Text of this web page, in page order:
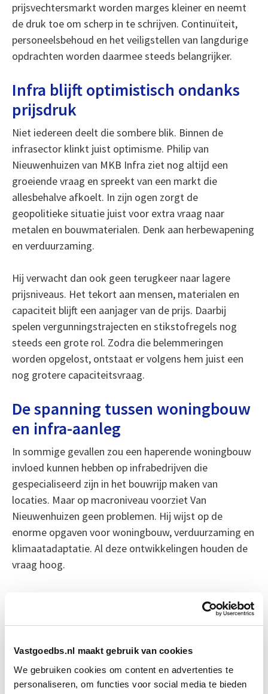
Vastgoedbs.nl maakt gebruik van cookies
We gebruiken cookies om content en advertenties te
personaliseren, om functies voor social media te bieden
prijsvechtersmarkt worden marges kleiner en neemt
de druk toe om scherp in te schrijven. Continuïteit,
personeelsbehoud en het veiligstellen van langdurige
opdrachten worden daarmee steeds belangrijker.
Infra blijft optimistisch ondanks
prijsdruk
Niet iedereen deelt die sombere blik. Binnen de
infrasector klinkt juist optimisme. Philip van
Nieuwenhuizen van MKB Infra ziet nog altijd een
groeiende vraag en spreekt van een markt die
allesbehalve afkoelt. In zijn ogen zorgt de
geopolitieke situatie juist voor extra vraag naar
metalen en bouwmaterialen. Denk aan herbewapening
en verduurzaming.
Hij verwacht dan ook geen terugkeer naar lagere
prijsniveaus. Het tekort aan mensen, materialen en
capaciteit blijft een aanjager van de prijs. Daarbij
spelen vergunningstrajecten en stikstofregels nog
steeds een grote rol. Zodra die belemmeringen
worden opgelost, ontstaat er volgens hem juist een
nog grotere capaciteitsvraag.
De spanning tussen woningbouw
en infra-aanleg
In sommige gevallen zou een haperende woningbouw
invloed kunnen hebben op infrabedrijven die
gespecialiseerd zijn in het bouwrijp maken van
locaties. Maar op macroniveau voorziet Van
Nieuwenhuizen geen problemen. Hij wijst op de
enorme opgaven voor woningbouw, verduurzaming en
klimaatadaptatie. Al deze ontwikkelingen houden de
vraag hoog.
blijven een knelpunt en het stikstofdossier is nog lang
niet van tafel. De verwachting is dat, wanneer deze
obstakels verdwijnen, de bouwsector met volle kracht
materiaal nodig heeft.